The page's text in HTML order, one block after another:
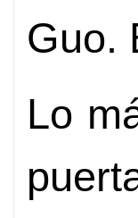
Guo.
Lo